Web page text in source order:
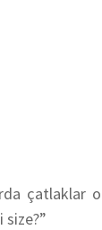
çatlaklar